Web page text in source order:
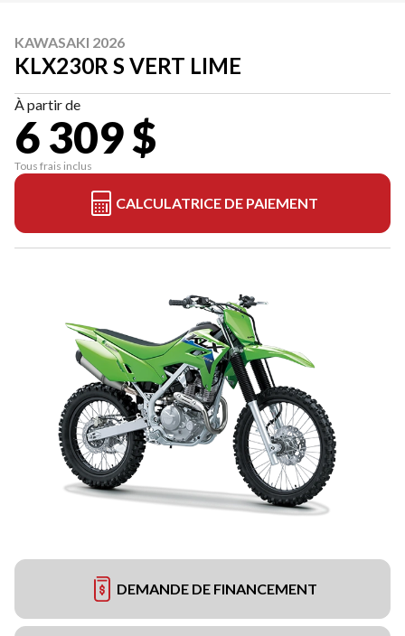
KAWASAKI 2026
KLX230R S VERT LIME
À partir de
6 309 $
Tous frais inclus
CALCULATRICE DE PAIEMENT
DEMANDE DE FINANCEMENT